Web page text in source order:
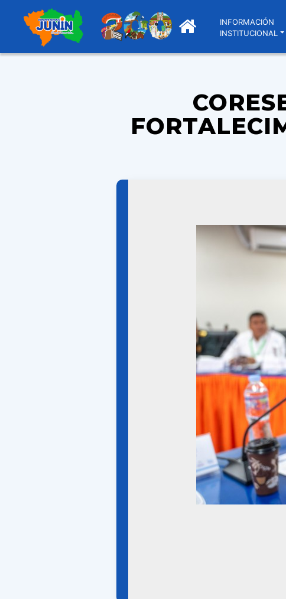
INFORMACIÓN
INSTITUCIONAL
CORESEC JUNÍN GESTIONARÁ EL